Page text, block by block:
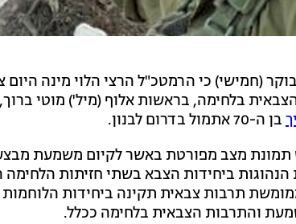
(חמישי) כי הרמטכ"ל הרצי הלוי מינה היום
בלחימה, בראשות אלוף (מיל') מוטי
בן ה-70 אתמול בדרום לבנון.
תמונת מצב מפורטת באשר לקיום משמעת
ביחידות הצבא בשתי חזיתות הלחימה
תרבות צבאית תקינה ביחידות
והתרבות הצבאית בלחימה ככלל.